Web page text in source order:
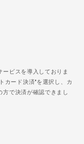
ビスを導入しておりま
カード決済"を選択し、カ
で決済が確認できまし